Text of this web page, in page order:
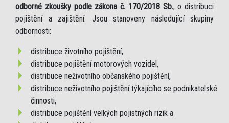
odborné zkoušky podle zákona č. 170/2018 Sb., o distribuci
pojištění a zajištění. Jsou stanoveny následující skupiny
odbornosti:
distribuce životního pojištění,
distribuce pojištění motorových vozidel,
distribuce neživotního občanského pojištění,
distribuce neživotního pojištění týkajícího se podnikatelské
činnosti,
distribuce pojištění velkých pojistných rizik a